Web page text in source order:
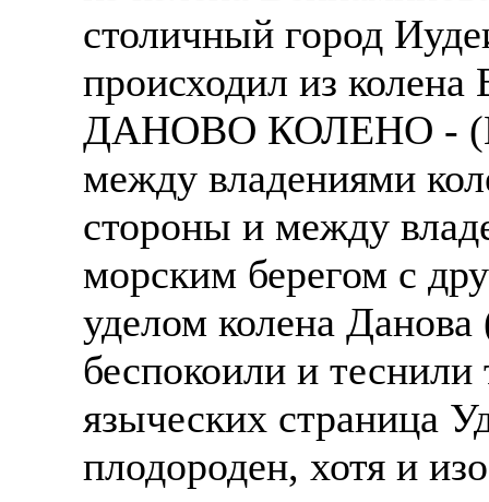
столичный город
происходил из
ДАНОВО КОЛЕНО -
между владениями
стороны и между
морским берегом с
уделом колена
беспокоили и
языческих страница
плодороден, хотя и